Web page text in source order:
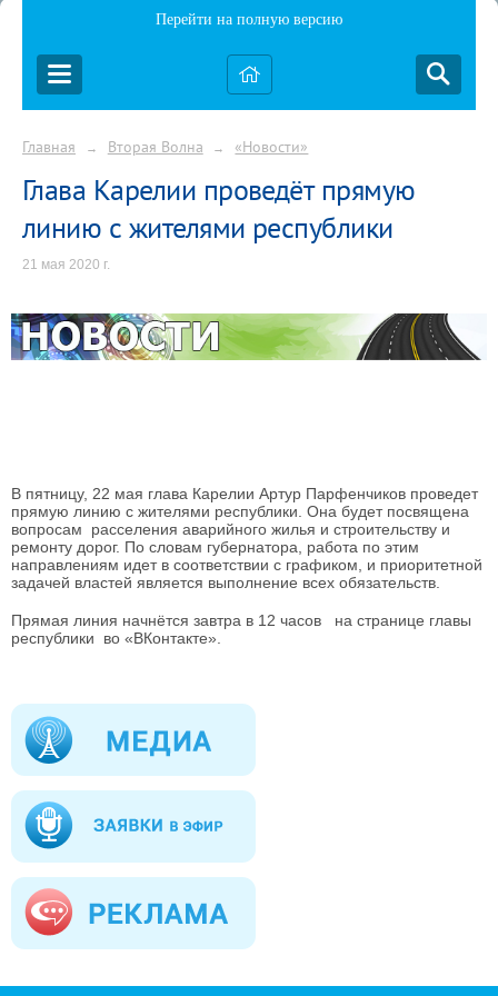
Перейти на полную версию
Главная → Вторая Волна → «Новости»
Глава Карелии проведёт прямую
линию с жителями республики
21 мая 2020 г.
В пятницу, 22 мая глава Карелии Артур Парфенчиков проведет
прямую линию с жителями республики. Она будет посвящена
вопросам расселения аварийного жилья и строительству и
ремонту дорог. По словам губернатора, работа по этим
направлениям идет в соответствии с графиком, и приоритетной
задачей властей является выполнение всех обязательств.
Прямая линия начнётся завтра в 12 часов на странице главы
республики во «ВКонтакте».